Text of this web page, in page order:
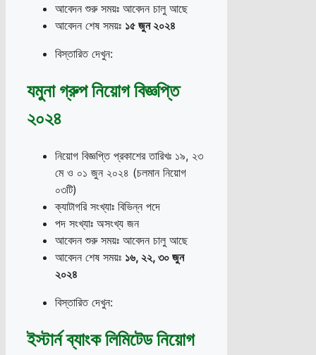
আবেদন শুরু সময়ঃ আবেদন চালু আছে
আবেদন শেষ সময়ঃ ১৫ জুন ২০২৪
বিস্তারিত দেখুন:
যমুনা গ্রুপ নিয়োগ বিজ্ঞপ্তি
২০২৪
নিয়োগ বিজ্ঞপ্তি প্রকাশের তারিখঃ ১৯, ২৩
মে ও ০১ জুন ২০২৪ (চলমান নিয়োগ
০৩টি)
ক্যাটাগরি সংখ্যাঃ বিভিন্ন পদে
পদ সংখ্যাঃ অসংখ্য জন
আবেদন শুরু সময়ঃ আবেদন চালু আছে
আবেদন শেষ সময়ঃ ১৬, ২২, ৩০ জুন
২০২৪
বিস্তারিত দেখুন:
ইস্টার্ন ব্যাংক লিমিটেড নিয়োগ